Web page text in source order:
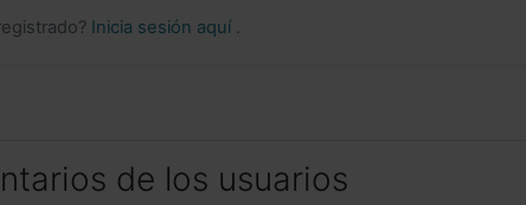
Inicia sesión aquí .
de los usuarios